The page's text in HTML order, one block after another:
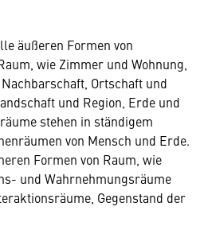
äußeren Formen von
wie Zimmer und Wohnung,
Ortschaft und
und Region, Erde und
stehen in ständigem
von Mensch und Erde.
Formen von Raum, wie
und Wahrnehmungsräume
Gegenstand der